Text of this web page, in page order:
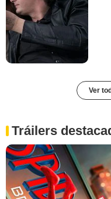
Ver
Tráilers